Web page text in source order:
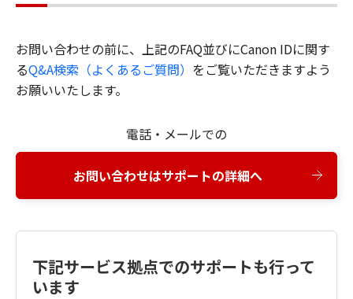
お問い合わせの前に、上記のFAQ並びにCanon IDに関す
るQ&A検索（よくあるご質問） をご覧いただきますよう
お願いいたします。
電話・メールでの
お問い合わせはサポートの詳細へ
下記サービス拠点でのサポートも行って
います